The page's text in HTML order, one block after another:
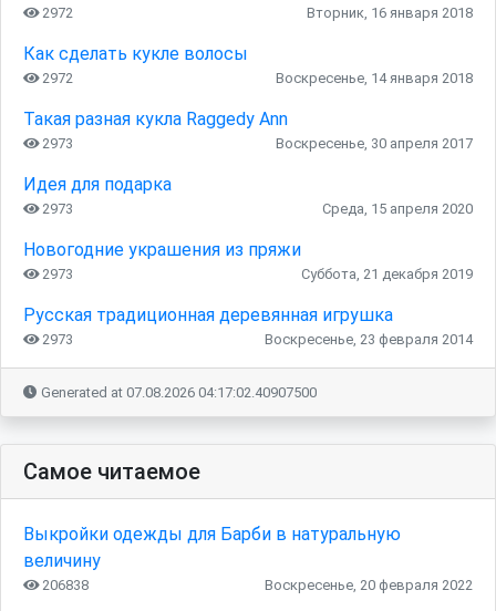
2972 Вторник, 16 января 2018
Как сделать кукле волосы
2972 Воскресенье, 14 января 2018
Такая разная кукла Raggedy Ann
2973 Воскресенье, 30 апреля 2017
Идея для подарка
2973 Среда, 15 апреля 2020
Новогодние украшения из пряжи
2973 Суббота, 21 декабря 2019
Русская традиционная деревянная игрушка
2973 Воскресенье, 23 февраля 2014
Generated at 07.08.2026 04:17:02.40907500
Самое читаемое
Выкройки одежды для Барби в натуральную
величину
206838 Воскресенье, 20 февраля 2022